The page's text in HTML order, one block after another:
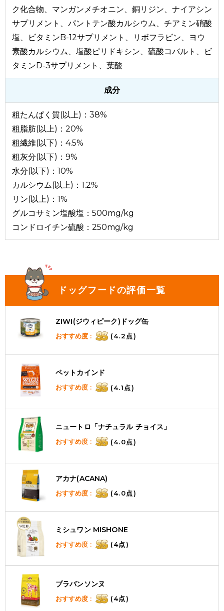
ク化合物、マンガンメチオニン、銅リジン、ナイアシン
サプリメント、パントテン酸カルシウム、チアミン硝酸
塩、ビタミンB-12サプリメント、リボフラビン、ヨウ
素酸カルシウム、塩酸ピリドキシン、硫酸コバルト、ビ
タミンD-3サプリメント、葉酸
成分
粗たんぱく質(以上)：38%
粗脂肪(以上)：20%
粗繊維(以下)：4.5%
粗灰分(以下)：9%
水分(以下)：10%
カルシウム(以上)：1.2%
リン(以上)：1%
グルコサミン塩酸塩：500mg/kg
コンドロイチン硫酸：250mg/kg
ドッグフードの評価一覧
ZIWI(ジウィピーク)ドッグ缶
おすすめ度 : (4.2点)
ペットカインド
おすすめ度 : (4.1点)
ニュートロ「ナチュラル チョイス」
おすすめ度 : (4.0点)
アカナ(ACANA)
おすすめ度 : (4.0点)
ミシュワン MISHONE
おすすめ度 : (4点)
ブラバンソンヌ
おすすめ度 : (4点)